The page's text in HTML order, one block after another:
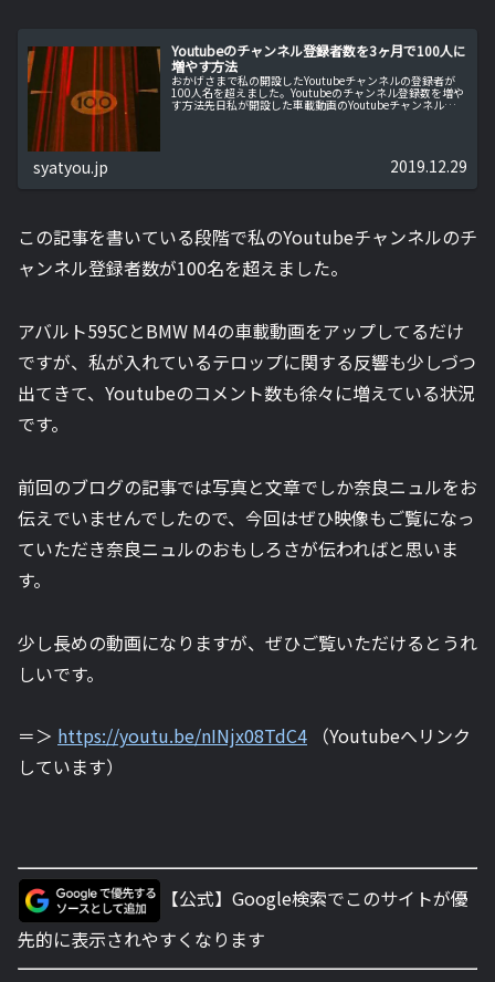
Youtubeのチャンネル登録者数を3ヶ月で100人に
増やす方法
おかげさまで私の開設したYoutubeチャンネルの登録者が
100人名を超えました。Youtubeのチャンネル登録数を増や
す方法先日私が開設した車載動画のYoutubeチャンネルのチ
syatyou.jp 2019.12.29
この記事を書いている段階で私のYoutubeチャンネルのチ
ャンネル登録者数が100名を超えました。
アバルト595CとBMW M4の車載動画をアップしてるだけ
ですが、私が入れているテロップに関する反響も少しづつ
出てきて、Youtubeのコメント数も徐々に増えている状況
です。
前回のブログの記事では写真と文章でしか奈良ニュルをお
伝えでいませんでしたので、今回はぜひ映像もご覧になっ
ていただき奈良ニュルのおもしろさが伝わればと思いま
す。
少し長めの動画になりますが、ぜひご覧いただけるとうれ
しいです。
＝＞ https://youtu.be/nINjx08TdC4 （Youtubeへリンク
しています）
【公式】Google検索でこのサイトが優
先的に表示されやすくなります